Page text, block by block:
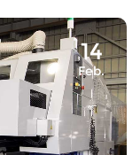
14
Feb.